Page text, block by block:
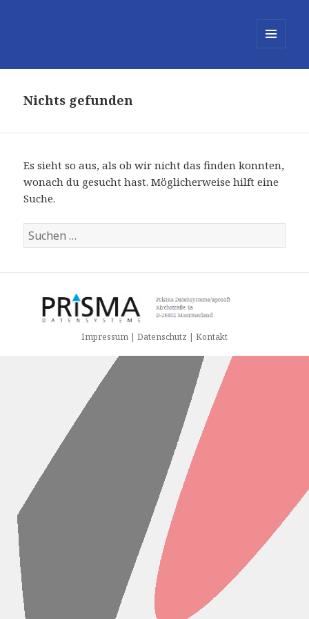
Nichts gefunden
Es sieht so aus, als ob wir nicht das finden konnten,
wonach du gesucht hast. Möglicherweise hilft eine
Suche.
Suchen
nach:
Impressum | Datenschutz | Kontakt